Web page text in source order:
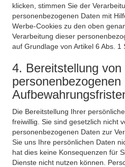
klicken, stimmen Sie der
personenbezogenen Daten mit
Werbe-Cookies zu den oben
Verarbeitung dieser
auf Grundlage von Artikel 6 Abs. 1
4. Bereitstellung von
personenbezogenen
Die Bereitstellung Ihrer
freiwillig. Sie sind gesetzlich nicht
personenbezogenen Daten zur
Sie uns Ihre persönlichen Daten
hat dies keine Konsequenzen für
Dienste nicht nutzen können.